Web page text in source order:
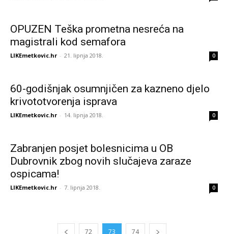
OPUZEN Teška prometna nesreća na
magistrali kod semafora
LIKEmetkovic.hr - 21. lipnja 2018. 0
60-godišnjak osumnjičen za kazneno djelo
krivototvorenja isprava
LIKEmetkovic.hr - 14. lipnja 2018. 0
Zabranjen posjet bolesnicima u OB
Dubrovnik zbog novih slučajeva zaraze
ospicama!
LIKEmetkovic.hr - 7. lipnja 2018. 0
72 73 74